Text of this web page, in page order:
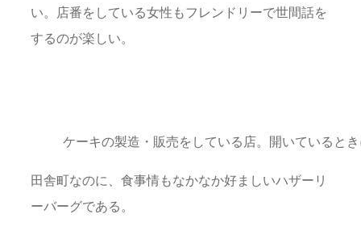
い。店番をしている女性もフレンドリーで世間話を
するのが楽しい。
ケーキの製造・販売をしている店。開いていると
田舎町なのに、食事情もなかなか好ましいハザーリ
ーバーグである。